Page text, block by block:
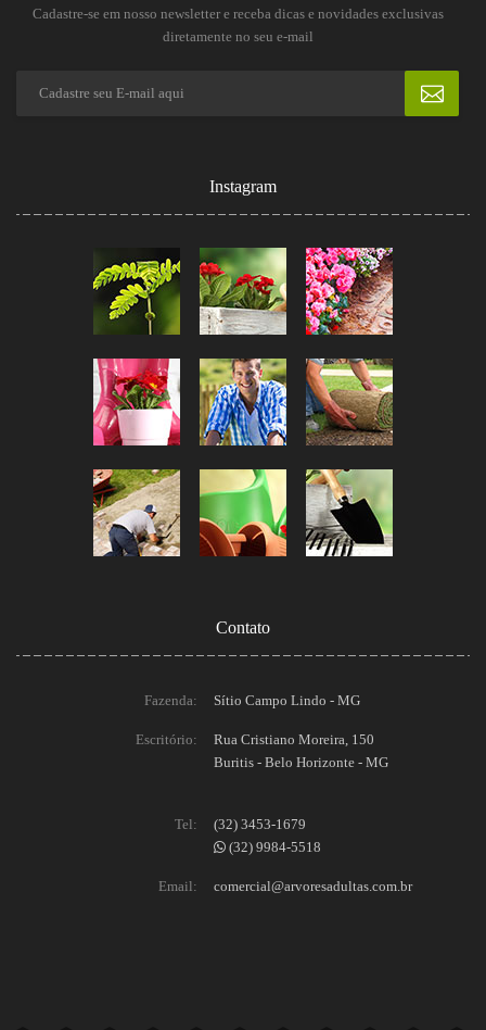
Cadastre-se em nosso newsletter e receba dicas e novidades exclusivas
diretamente no seu e-mail
Instagram
Contato
Fazenda: Sítio Campo Lindo - MG
Escritório:
Rua Cristiano Moreira, 150
Buritis - Belo Horizonte - MG
Tel:
(32) 3453-1679
(32) 9984-5518
Email: comercial@arvoresadultas.com.br